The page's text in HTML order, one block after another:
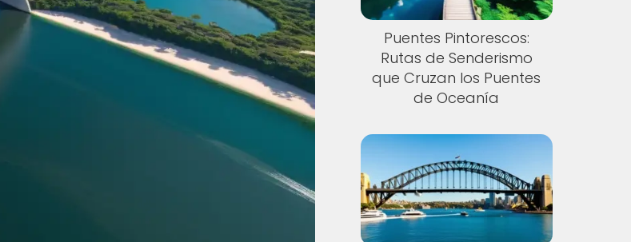
Puentes Pintorescos:
Rutas de Senderismo
que Cruzan los Puentes
de Oceanía